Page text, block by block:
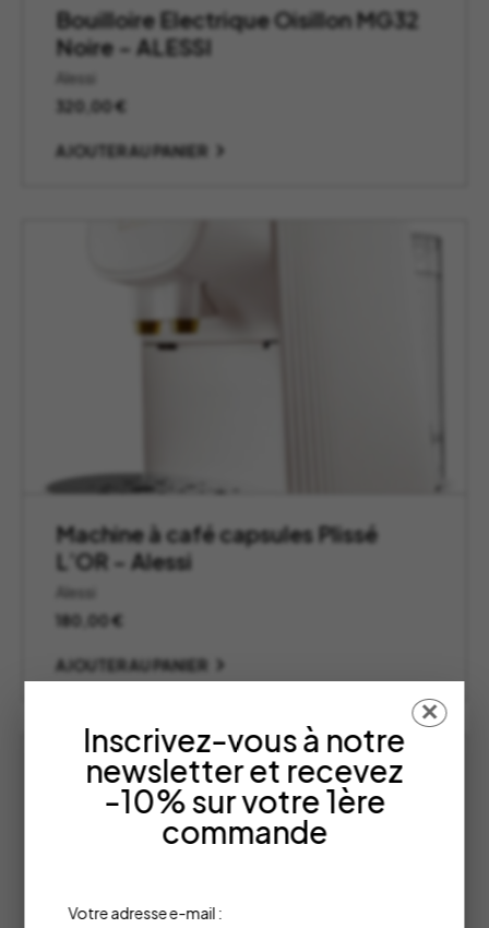
Bouilloire Electrique Oisillon MG32
Noire – ALESSI
Alessi
320,00€
AJOUTER AU PANIER
Machine à café capsules Plissé
L’OR – Alessi
Alessi
180,00€
AJOUTER AU PANIER
Inscrivez-vous à notre
newsletter et recevez
-10% sur votre 1ère
commande
Votre adresse e-mail :
✕